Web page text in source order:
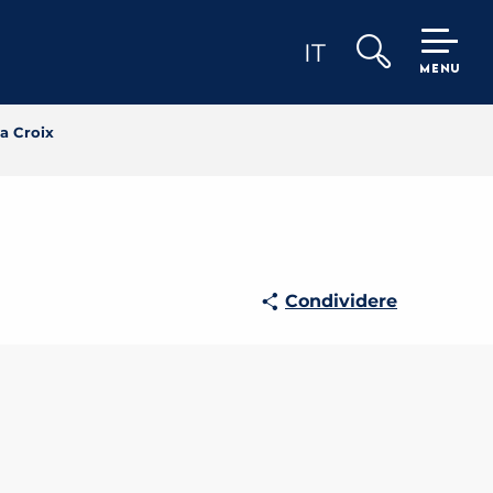
IT
MENU
Croix
Condividere